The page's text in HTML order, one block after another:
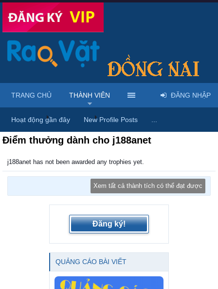
Trang chủ Thành viên j188anet
Điểm thưởng dành cho j188anet
j188anet has not been awarded any trophies yet.
Xem tất cả thành tích có thể đạt được
Đăng ký!
QUẢNG CÁO BÀI VIẾT
TRANG CHỦ THÀNH VIÊN
Hoạt động gần đây New Profile Posts
ĐĂNG NHẬP